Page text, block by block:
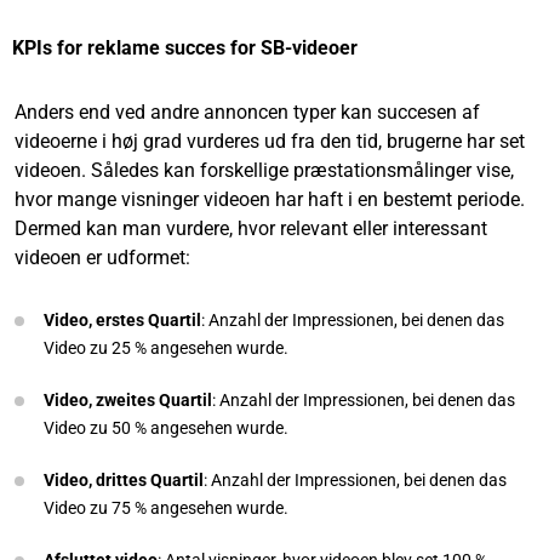
KPIs for reklame succes for SB-videoer
Anders end ved andre annoncen typer kan succesen af
videoerne i høj grad vurderes ud fra den tid, brugerne har set
videoen. Således kan forskellige præstationsmålinger vise,
hvor mange visninger videoen har haft i en bestemt periode.
Dermed kan man vurdere, hvor relevant eller interessant
videoen er udformet:
Video, erstes Quartil : Anzahl der Impressionen, bei denen das
Video zu 25 % angesehen wurde.
Video, zweites Quartil : Anzahl der Impressionen, bei denen das
Video zu 50 % angesehen wurde.
Video, drittes Quartil : Anzahl der Impressionen, bei denen das
Video zu 75 % angesehen wurde.